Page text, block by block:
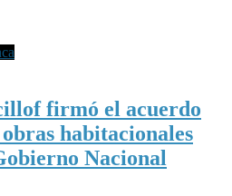
firmó el acuerdo
habitacionales
Nacional